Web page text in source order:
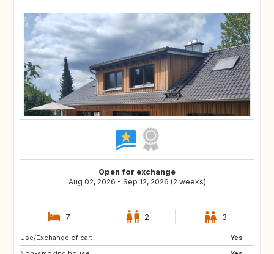
Open for exchange
Aug 02, 2026 - Sep 12, 2026 (2 weeks)
7 2 3
Use/Exchange of car:
Yes